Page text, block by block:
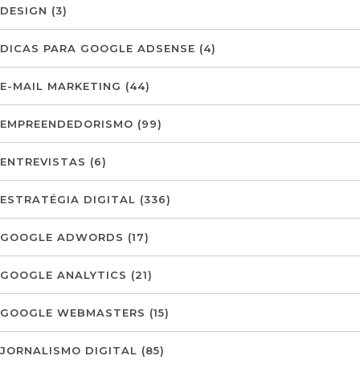
DESIGN (3)
DICAS PARA GOOGLE ADSENSE (4)
E-MAIL MARKETING (44)
EMPREENDEDORISMO (99)
ENTREVISTAS (6)
ESTRATÉGIA DIGITAL (336)
GOOGLE ADWORDS (17)
GOOGLE ANALYTICS (21)
GOOGLE WEBMASTERS (15)
JORNALISMO DIGITAL (85)